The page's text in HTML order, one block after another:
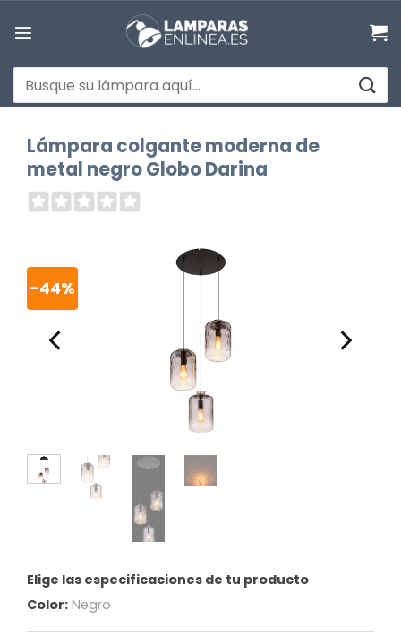
Buscar
por:
Lámpara colgante moderna de
metal negro Globo Darina
-44%
Elige las especificaciones de tu producto
Color: Negro